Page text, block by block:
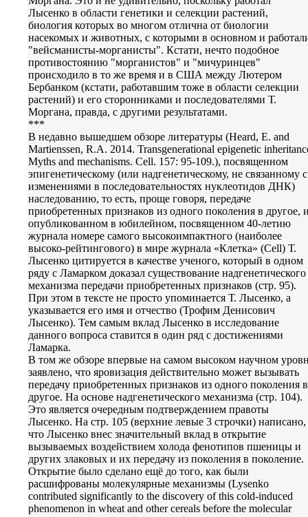
Лысенко в области генетики и селекции растений,
биология которых во многом отлична от биологии
насекомых и животных, с которыми в основном и
"вейсманисты-морганисты". Кстати, нечто подобное
противостоянию "морганистов" и "мичуринцев"
происходило в то же время и в США между Лютером
Бербанком (кстати, работавшим тоже в области селекции
растений) и его сторонниками и последователями Т.
Моргана, правда, с другими результатами.
***
В недавно вышедшем обзоре литературы (Heard, E. and
Martienssen, R.A. 2014. Transgenerational epigenetic
Myths and mechanisms. Cell. 157: 95-109.), посвященном
эпигенетическому (или надгенетическому, не связанному с
изменениями в последовательностях нуклеотидов ДНК)
наследованию, то есть, проще говоря, передаче
приобретенных признаков из одного поколения в другое,
опубликованном в юбилейном, посвященном 40-летию
журнала номере самого высокоимпактного (наиболее
высоко-рейтингового) в мире журнала «Клетка» (Cell) Т.
Лысенко цитируется в качестве ученого, который в одном
ряду с Ламарком доказал существование надгенетического
механизма передачи приобретенных признаков (стр. 95).
При этом в тексте не просто упоминается Т. Лысенко, а
указывается его имя и отчество (Трофим Денисович
Лысенко). Тем самым вклад Лысенко в исследование
данного вопроса ставится в один ряд с достижениями
Ламарка.
В том же обзоре впервые на самом высоком научном
заявлено, что яровизация действительно может вызывать
передачу приобретенных признаков из одного поколения в
другое. На основе надгенетического механизма (стр. 104).
Это является очередным подтверждением правоты
Лысенко. На стр. 105 (верхние левые 3 строчки) написано,
что Лысенко внес значительный вклад в открытие
вызываемых воздействием холода фенотипов пшеницы и
других злаковых и их передачу из поколения в поколение.
Открытие было сделано ещё до того, как были
расшифрованы молекулярные механизмы (Lysenko
contributed significantly to the discovery of this cold-induced
phenomenon in wheat and other cereals before the molecular